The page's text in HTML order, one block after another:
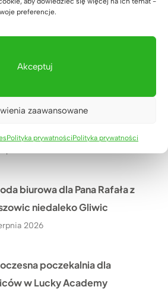
preferencje.
Akceptuj
zaawansowane
Polityka prywatnościPolityka prywatności
odzieżowego premium
2026
dla firmy ANDRA Andrzej
w Opatowie niedaleko
biurowa dla Pana Rafała z
niedaleko Gliwic
2026
poczekalnia dla
w Lucky Academy